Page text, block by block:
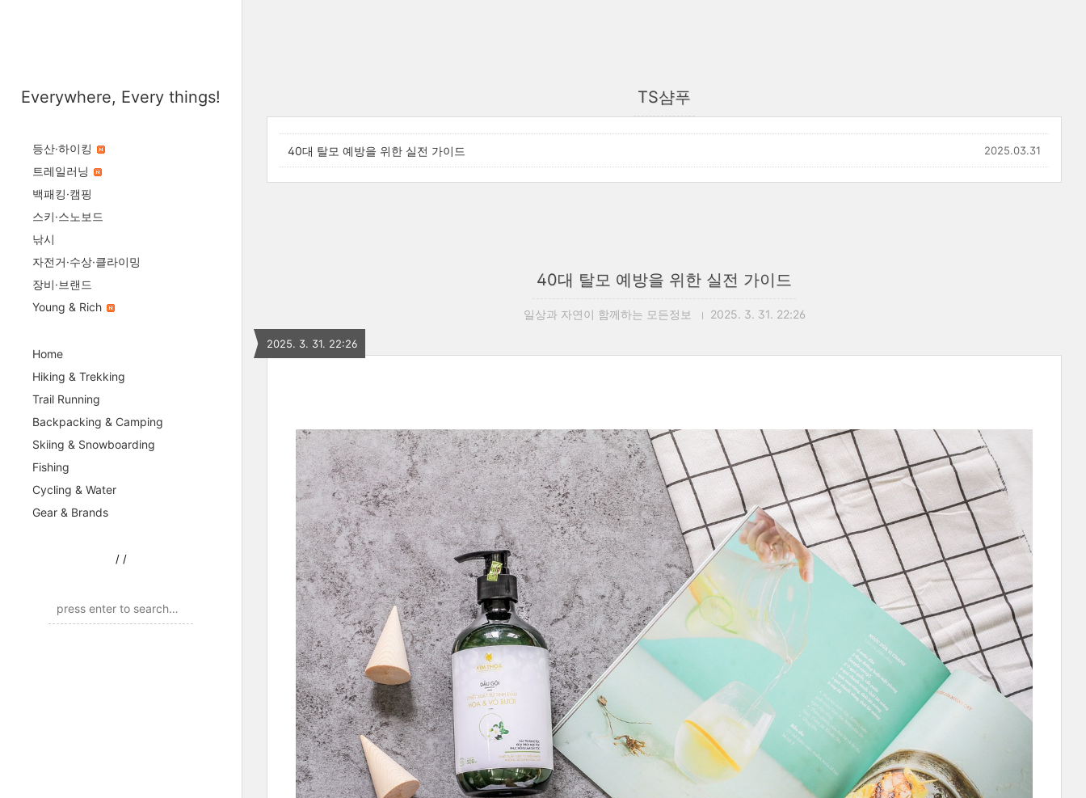
Everywhere, Every things!
등산·하이킹
트레일러닝
백패킹·캠핑
스키·스노보드
낚시
자전거·수상·클라이밍
장비·브랜드
Young & Rich
Home
Hiking & Trekking
Trail Running
Backpacking & Camping
Skiing & Snowboarding
Fishing
Cycling & Water
Gear & Brands
/ /
TS샴푸
40대 탈모 예방을 위한 실전 가이드 2025.03.31
40대 탈모 예방을 위한 실전 가이드
일상과 자연이 함께하는 모든정보 2025. 3. 31. 22:26
2025. 3. 31. 22:26